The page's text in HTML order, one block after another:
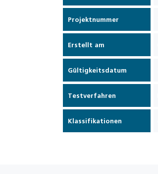
Projektnummer
Erstellt am
Gültigkeitsdatum
Testverfahren
Klassifikationen